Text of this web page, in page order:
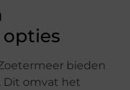
bieden
Dit omvat het